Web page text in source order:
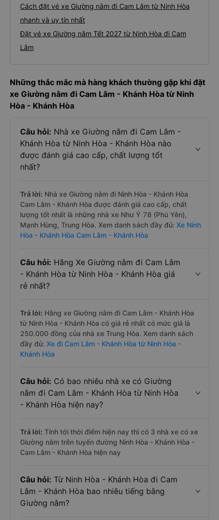
Cách đặt vé xe Giường nằm đi Cam Lâm từ Ninh Hòa
nhanh và uy tín nhất
Đặt vé xe Giường nằm Tết 2027 từ Ninh Hòa đi Cam
Lâm
Những thắc mắc mà hàng khách thường gặp khi đặt
xe Giường nằm đi Cam Lâm - Khánh Hòa từ Ninh
Hòa - Khánh Hòa
Câu hỏi: Nhà xe Giường nằm đi Cam Lâm -
Khánh Hòa từ Ninh Hòa - Khánh Hòa nào
được đánh giá cao cấp, chất lượng tốt
nhất?
Trả lời: Nhà xe Giường nằm đi Ninh Hòa - Khánh Hòa
Cam Lâm - Khánh Hòa được đánh giá cao cấp, chất
lượng tốt nhất là những nhà xe Như Ý 78 (Phú Yên),
Mạnh Hùng, Trung Hòa. Xem danh sách đầy đủ: Xe Ninh
Hòa - Khánh Hòa Cam Lâm - Khánh Hòa
Câu hỏi: Hãng Xe Giường nằm đi Cam Lâm
- Khánh Hòa từ Ninh Hòa - Khánh Hòa giá
rẻ nhất?
Trả lời: Hãng xe Giường nằm đi Cam Lâm - Khánh Hòa
từ Ninh Hòa - Khánh Hòa có giá rẻ nhất có mức giá là
250.000 đồng của nhà xe Trung Hòa. Xem danh sách
đầy đủ: Xe đi Cam Lâm - Khánh Hòa từ Ninh Hòa -
Khánh Hòa
Câu hỏi: Có bao nhiêu nhà xe có Giường
nằm đi Cam Lâm - Khánh Hòa từ Ninh Hòa
- Khánh Hòa hiện nay?
Trả lời: Tính tới thời điểm hiện nay thì có 3 nhà xe có xe
Giường nằm trên tuyến đường Ninh Hòa - Khánh Hòa -
Cam Lâm - Khánh Hòa hiện nay
Câu hỏi: Từ Ninh Hòa - Khánh Hòa đi Cam
Lâm - Khánh Hòa bao nhiêu tiếng bằng
Giường nằm?